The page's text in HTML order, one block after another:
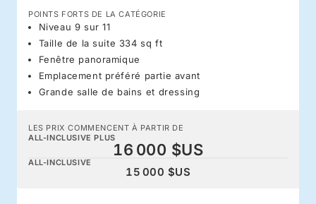
POINTS FORTS DE LA CATÉGORIE
Niveau 9 sur 11
Taille de la suite 334 sq ft
Fenêtre panoramique
Emplacement préféré partie avant
Grande salle de bains et dressing
LES PRIX COMMENCENT À PARTIR DE
ALL-INCLUSIVE PLUS
16 000 $US
ALL-INCLUSIVE
15 000 $US